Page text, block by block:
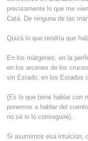
precisamente lo que me
Catá. De ninguna de las
Quizá lo que tendría que
En los márgenes, en la
en los arcenes de los
sin Estado, en los Estados
(Es lo que tiene hablar con
ponemos a hablar del
no sé si lo conseguiré).
Si asumimos esa intuición,